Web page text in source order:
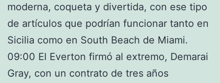
moderna, coqueta y divertida, con ese tipo
de artículos que podrían funcionar tanto en
Sicilia como en South Beach de Miami.
09:00 El Everton firmó al extremo, Demarai
Gray, con un contrato de tres años